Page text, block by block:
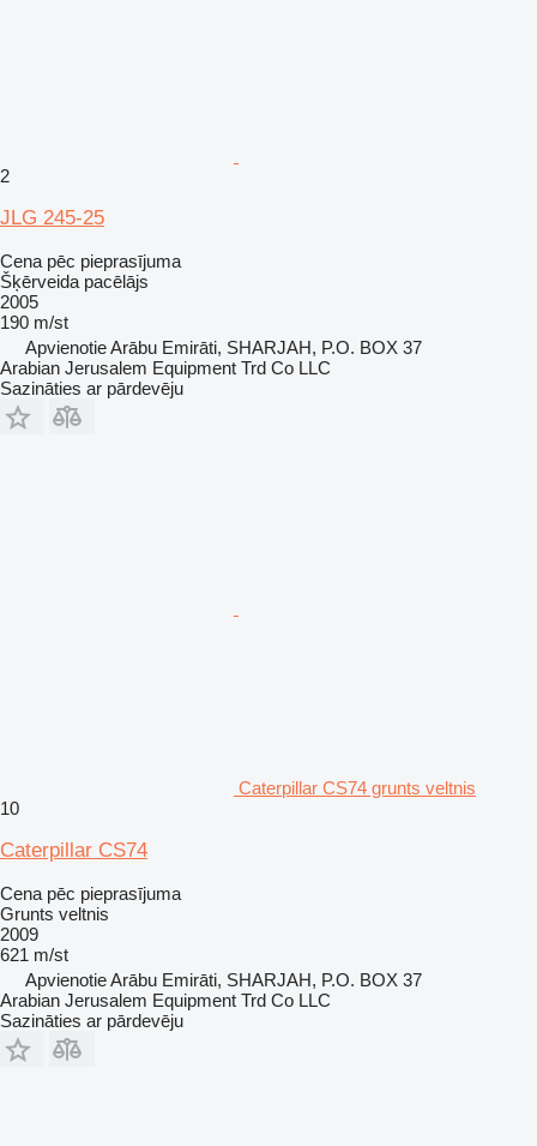
2
JLG 245-25
Cena pēc pieprasījuma
Šķērveida pacēlājs
2005
190 m/st
Apvienotie Arābu Emirāti, SHARJAH, P.O. BOX 37
Arabian Jerusalem Equipment Trd Co LLC
Sazināties ar pārdevēju
Caterpillar CS74 grunts veltnis
10
Caterpillar CS74
Cena pēc pieprasījuma
Grunts veltnis
2009
621 m/st
Apvienotie Arābu Emirāti, SHARJAH, P.O. BOX 37
Arabian Jerusalem Equipment Trd Co LLC
Sazināties ar pārdevēju